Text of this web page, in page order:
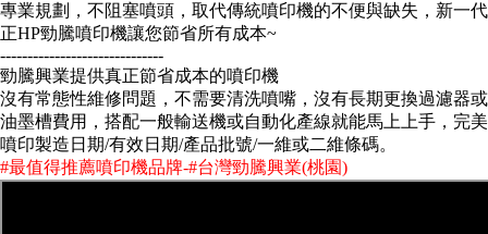
專業規劃，不阻塞噴頭，取代傳統噴印機的不便與缺失，新一代
正HP勁騰噴印機讓您節省所有成本~
------------------------------
勁騰興業提供真正節省成本的噴印機
沒有常態性維修問題，不需要清洗噴嘴，沒有長期更換過濾器或
油墨槽費用，搭配一般輸送機或自動化產線就能馬上上手，完美
噴印製造日期/有效日期/產品批號/一維或二維條碼。
#最值得推薦噴印機品牌-#台灣勁騰興業(桃園)